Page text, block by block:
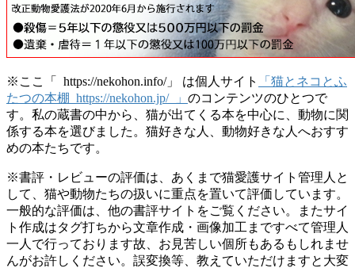
※ここ「 https://nekohon.info/」 は個人サイト
「猫とネコとふ
たつの本棚 https://nekohon.jp/ 」 のコンテンツのひとつで
す。私の蔵書の中から、猫が出てくる本を中心に、動物に関
係する本を選びました。猫好きな人、動物好きな人へおすす
めの本たちです。
※書評・レビューの評価は、あくまで猫愛護サイト管理人と
して、猫や動物たちの扱いに重点を置いて評価しています。
一般的な評価は、他の書評サイトをご覧ください。またサイ
ト作成はタグ打ちから文章作成・画像加工まですべて管理人
一人で行っております故、お見苦しい個所もあるもしれませ
んがお許しください。誤変換等、教えていただけますと大変